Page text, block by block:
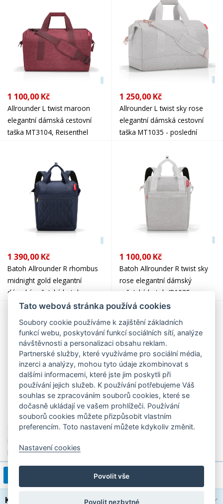
1 100,00 Kč
Allrounder L twist maroon
elegantní dámská cestovní
taška MT3104, Reisenthel
1 250,00 Kč
Allrounder L twist sky rose
elegantní dámská cestovní
taška MT1035 - poslední
1 390,00 Kč
Batoh Allrounder R rhombus
midnight gold elegantní
dámský městský batoh
JR4110, Reisenthel
1 100,00 Kč
Batoh Allrounder R twist sky
rose elegantní dámský
městský batoh JR1035 -
poslední kus, Reisenthel
1 090,00 Kč
Carrybag baroque marble
nákupní košík BK7061,
Reisenthel
1 200,00 Kč
Carrybag frame black/black
1 / 19
Kategorie
Tato webová stránka používá cookies
Soubory cookie používáme k zajištění základních
funkcí webu, poskytování funkcí sociálních sítí, analýze
návštěvnosti a personalizaci obsahu reklam.
Partnerské služby, které využíváme pro sociální média,
inzerci a analýzy, mohou tyto údaje zkombinovat s
dalšími informacemi, které jste jim poskytli při
používání jejich služeb. K používání potřebujeme Váš
souhlas se zpracováním souborů cookies, které se
dočasně ukládají ve vašem prohlížeči. Používání
souborů cookies můžete přizpůsobit vlastním
preferencím. Toto nastavení můžete kdykoliv změnit.
Nastavení cookies
Povolit vše
Povolit nezbytné